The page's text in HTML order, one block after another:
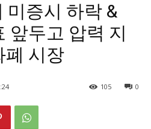
미증시 하락 &
앞두고 압력 지
폐 시장
0
105